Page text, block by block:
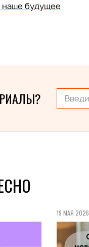
будущее
19 МАЯ 2026